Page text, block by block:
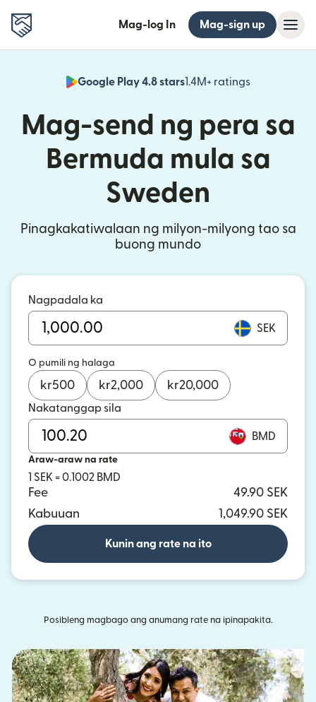
Mag-log In Mag-sign up
Google Play 4.8 stars1.4M+ ratings
(bubukas
Mag-send ng pera sa
Bermuda mula sa
Sweden
Pinagkakatiwalaan ng milyon-milyong tao sa
buong mundo
Nagpadala ka
SEK
O pumili ng halaga
kr500 kr2,000 kr20,000
Nakatanggap sila
BMD
Araw-araw na rate
1 SEK = 0.1002 BMD
Fee
49.90 SEK
Kabuuan
1,049.90 SEK
Kunin ang rate na ito
Posibleng magbago ang anumang rate na ipinapakita.